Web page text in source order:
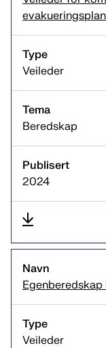
Veileder
Beredskap
2024
Veileder